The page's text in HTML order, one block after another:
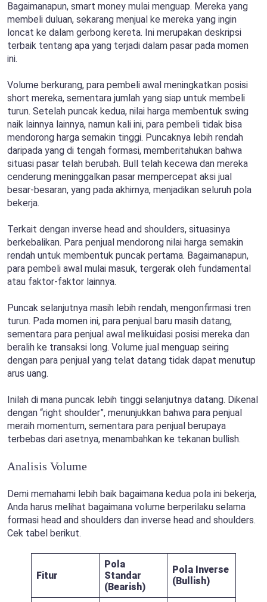
Bagaimanapun, smart money mulai menguap. Mereka yang
membeli duluan, sekarang menjual ke mereka yang ingin
loncat ke dalam gerbong kereta. Ini merupakan deskripsi
terbaik tentang apa yang terjadi dalam pasar pada momen
ini.
Volume berkurang, para pembeli awal meningkatkan posisi
short mereka, sementara jumlah yang siap untuk membeli
turun. Setelah puncak kedua, nilai harga membentuk swing
naik lainnya lainnya, namun kali ini, para pembeli tidak bisa
mendorong harga semakin tinggi. Puncaknya lebih rendah
daripada yang di tengah formasi, memberitahukan bahwa
situasi pasar telah berubah. Bull telah kecewa dan mereka
cenderung meninggalkan pasar mempercepat aksi jual
besar-besaran, yang pada akhirnya, menjadikan seluruh pola
bekerja.
Terkait dengan inverse head and shoulders, situasinya
berkebalikan. Para penjual mendorong nilai harga semakin
rendah untuk membentuk puncak pertama. Bagaimanapun,
para pembeli awal mulai masuk, tergerak oleh fundamental
atau faktor-faktor lainnya.
Puncak selanjutnya masih lebih rendah, mengonfirmasi tren
turun. Pada momen ini, para penjual baru masih datang,
sementara para penjual awal melikuidasi posisi mereka dan
beralih ke transaksi long. Volume jual menguap seiring
dengan para penjual yang telat datang tidak dapat menutup
arus uang.
Inilah di mana puncak lebih tinggi selanjutnya datang. Dikenal
dengan “right shoulder”, menunjukkan bahwa para penjual
meraih momentum, sementara para penjual berupaya
terbebas dari asetnya, menambahkan ke tekanan bullish.
Analisis Volume
Demi memahami lebih baik bagaimana kedua pola ini bekerja,
Anda harus melihat bagaimana volume berperilaku selama
formasi head and shoulders dan inverse head and shoulders.
Cek tabel berikut.
Fitur
Pola
Standar
(Bearish)
Pola Inverse
(Bullish)